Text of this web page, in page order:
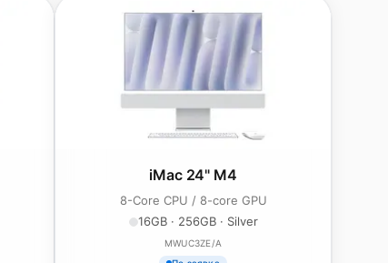
iMac 24" M4
8-Core CPU / 8-core GPU
16GB · 256GB · Silver
MWUC3ZE/A